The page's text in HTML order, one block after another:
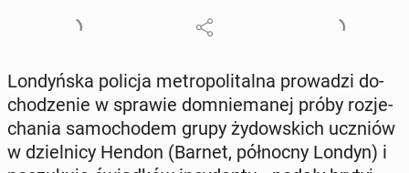
Lon­dyń­ska policja me­tro­po­li­tal­na pro­wa­dzi do­
cho­dze­nie w sprawie do­mnie­ma­nej próby roz­je­
cha­nia sa­mo­cho­dem grupy ży­dow­skich uczniów
w dziel­ni­cy Hendon (Barnet, pół­noc­ny Londyn) i